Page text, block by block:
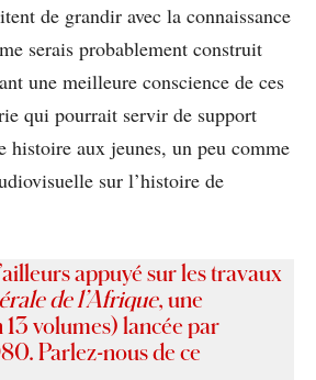
de grandir avec la connaissance
serais probablement construit
une meilleure conscience de ces
qui pourrait servir de support
histoire aux jeunes, un peu comme
sur l’histoire de
appuyé sur les travaux
de l’Afrique, une
volumes) lancée par
Parlez-nous de ce